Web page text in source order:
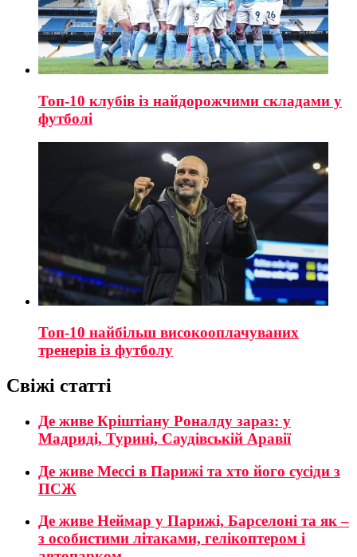
Топ-10 клубів із найдорожчими складами у
футболі
Топ-10 найбільш високооплачуваних
тренерів із футболу
Свіжі статті
Де живе Кріштіану Роналду зараз: у
Мадриді, Турині, Саудівській Аравії
Де живе Мессі в Парижі та хто його сусіди з
ПСЖ
Де живе Неймар у Парижі, Барселоні та як –
з особистими літаками, гелікоптером і